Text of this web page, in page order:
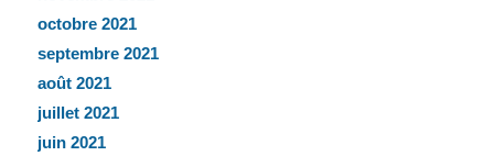
octobre 2021
septembre 2021
août 2021
juillet 2021
juin 2021